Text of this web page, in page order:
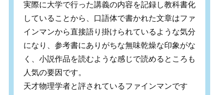
実際に大学で行った講義の内容を記録し教科書化
していることから、口語体で書かれた文章はファ
インマンから直接語り掛けられているような気分
になり、参考書にありがちな無味乾燥な印象がな
く、小説作品を読むような感じで読めるところも
人気の要因です。
天才物理学者と評されているファインマンです